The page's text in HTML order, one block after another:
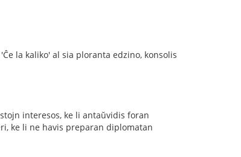
la kaliko' al sia ploranta edzino, konsolis
interesos, ke li antaŭvidis foran
ke li ne havis preparan diplomatan